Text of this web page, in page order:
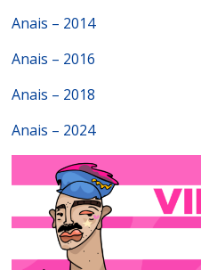
de
Sexual
do
Anais – 2014
Anais – 2016
Anais – 2018
Anais – 2024